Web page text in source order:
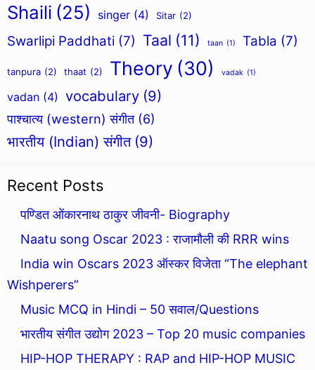
Shaili (25) singer (4) Sitar (2)
Swarlipi Paddhati (7) Taal (11) taan (1) Tabla (7)
tanpura (2) thaat (2) Theory (30) vadak (1)
vadan (4) vocabulary (9)
पाश्चात्य (western) संगीत (6)
भारतीय (Indian) संगीत (9)
Recent Posts
पण्डित ओंकारनाथ ठाकुर जीवनी- Biography
Naatu song Oscar 2023 : राजामौली की RRR wins
India win Oscars 2023 ऑस्कर विजेता “The elephant
Wishperers”
Music MCQ in Hindi – 50 सवाल/Questions
भारतीय संगीत उद्योग 2023 – Top 20 music companies
HIP-HOP THERAPY : RAP and HIP-HOP MUSIC